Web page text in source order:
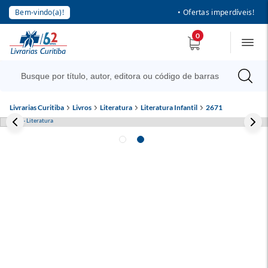
Bem-vindo(a)! • Ofertas imperdíveis!
0
Livrarias Curitiba Livros Literatura Literatura Infantil 2671